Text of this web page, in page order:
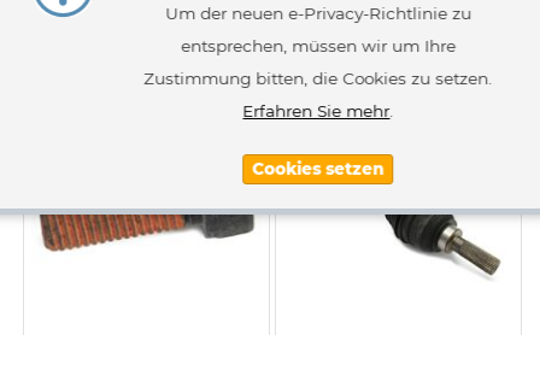
Um der neuen e-Privacy-Richtlinie zu
entsprechen, müssen wir um Ihre
Zustimmung bitten, die Cookies zu setzen.
Erfahren Sie mehr.
Cookies setzen
9,49 €
zzgl. Versandkosten
Sonderpreis 408,10 €
Statt 466,73 €
Inkl. 19% MwSt. , Versandkosten